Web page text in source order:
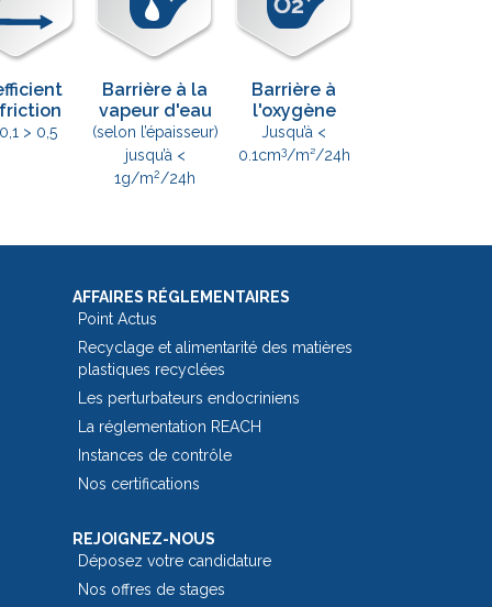
> 0,5
Barrière à la
vapeur d'eau
(selon l’épaisseur)
jusqu’à <
1g/m2/24h
Barrière à
l'oxygène
Jusqu’à <
0.1cm3/m²/24h
AFFAIRES RÉGLEMENTAIRES
Point Actus
Recyclage et alimentarité des matières
plastiques recyclées
Les perturbateurs endocriniens
La réglementation REACH
Instances de contrôle
Nos certifications
REJOIGNEZ-NOUS
Déposez votre candidature
Nos offres de stages